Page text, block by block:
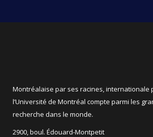
Montréalaise par ses racines, internationale
l’Université de Montréal compte parmi les
recherche dans le monde.
2900, boul. Édouard-Montpetit